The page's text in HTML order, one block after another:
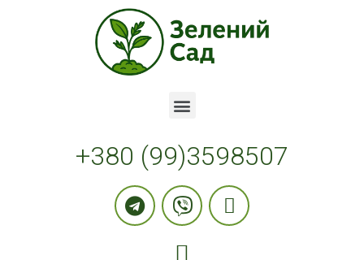
+380 (99)3598507